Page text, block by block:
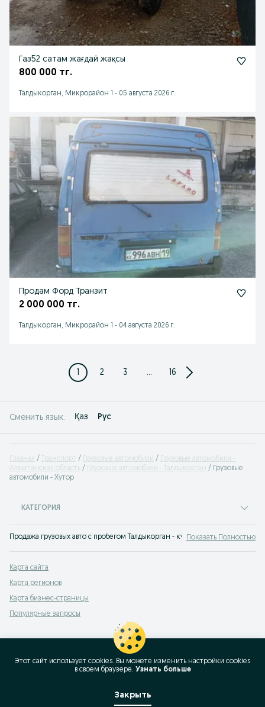
Газ52 сатам жағдай жақсы
800 000 тг.
Талдыкорган, Микрорайон 1 - 05 августа 2026 г.
Продам Форд Транзит
2 000 000 тг.
Талдыкорган, Микрорайон 1 - 04 августа 2026 г.
1 2 3 ... 16
Сменить язык: Қаз Рус
Главная Транспорт Грузовые автомобили
Грузовые автомобили -
Алматинская область
Грузовые автомобили - Талдыкорган
Грузовые
автомобили - Хутор
КАТЕГОРИЯ
Продажа грузовых авто с пробегом Талдыкорган - купить б/у грузовик на
Показать Полностью
Карта сайта
Карта регионов
Карта бизнес-страницы
Популярные запросы
Этот сайт использует cookies. Вы можете изменить настройки cookies
в своeм браузере. Узнать больше
Закрыть